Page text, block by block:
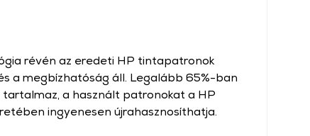
révén az eredeti HP tintapatronok
a megbízhatóság áll. Legalább 65%-ban
a használt patronokat a HP
ingyenesen újrahasznosíthatja.